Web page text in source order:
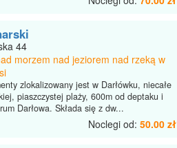
44
morzem nad jeziorem nad rzeką w
zlokalizowany jest w Darłówku, niecałe
piaszczystej plaży, 600m od deptaku i
Darłowa. Składa się z dw...
Noclegi od: 50.00 zł